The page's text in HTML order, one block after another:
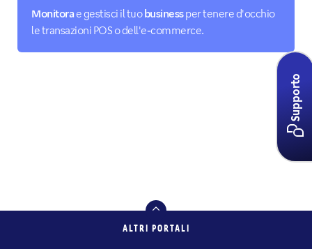
Monitora e gestisci il tuobusinessper tenere d'occhio
le transazioni POS o dell'e‑commerce.
ALTRI PORTALI
Supporto